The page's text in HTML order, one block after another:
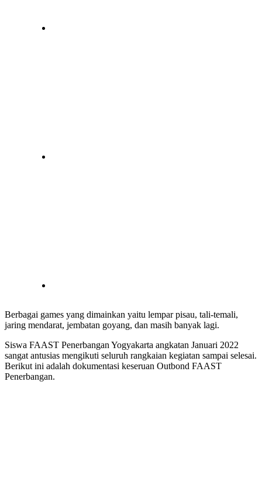
Berbagai games yang dimainkan yaitu lempar pisau, tali-temali,
jaring mendarat, jembatan goyang, dan masih banyak lagi.
Siswa FAAST Penerbangan Yogyakarta angkatan Januari 2022
sangat antusias mengikuti seluruh rangkaian kegiatan sampai selesai.
Berikut ini adalah dokumentasi keseruan Outbond FAAST
Penerbangan.